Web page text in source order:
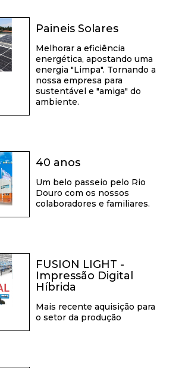
Paineis Solares
Melhorar a eficiência
energética, apostando uma
energia "Limpa". Tornando a
nossa empresa para
sustentável e "amiga" do
ambiente.
40 anos
Um belo passeio pelo Rio
Douro com os nossos
colaboradores e familiares.
FUSION LIGHT -
Impressão Digital
Híbrida
Mais recente aquisição para
o setor da produção